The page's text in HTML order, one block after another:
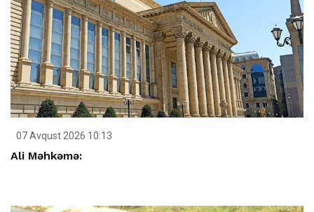
07 Avqust 2026 10:13
Ali Məhkəmə: